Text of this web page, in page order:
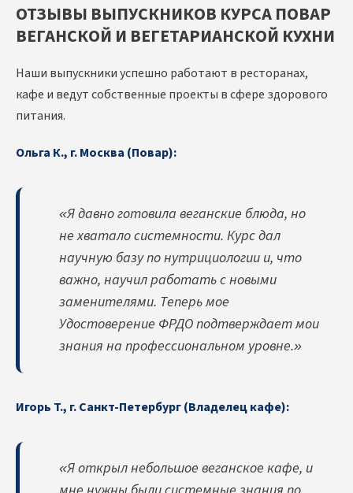
ОТЗЫВЫ ВЫПУСКНИКОВ КУРСА ПОВАР
ВЕГАНСКОЙ И ВЕГЕТАРИАНСКОЙ КУХНИ
Наши выпускники успешно работают в ресторанах,
кафе и ведут собственные проекты в сфере здорового
питания.
Ольга К., г. Москва (Повар):
«Я давно готовила веганские блюда, но
не хватало системности. Курс дал
научную базу по нутрициологии и, что
важно, научил работать с новыми
заменителями. Теперь мое
Удостоверение ФРДО подтверждает мои
знания на профессиональном уровне.»
Игорь Т., г. Санкт-Петербург (Владелец кафе):
«Я открыл небольшое веганское кафе, и